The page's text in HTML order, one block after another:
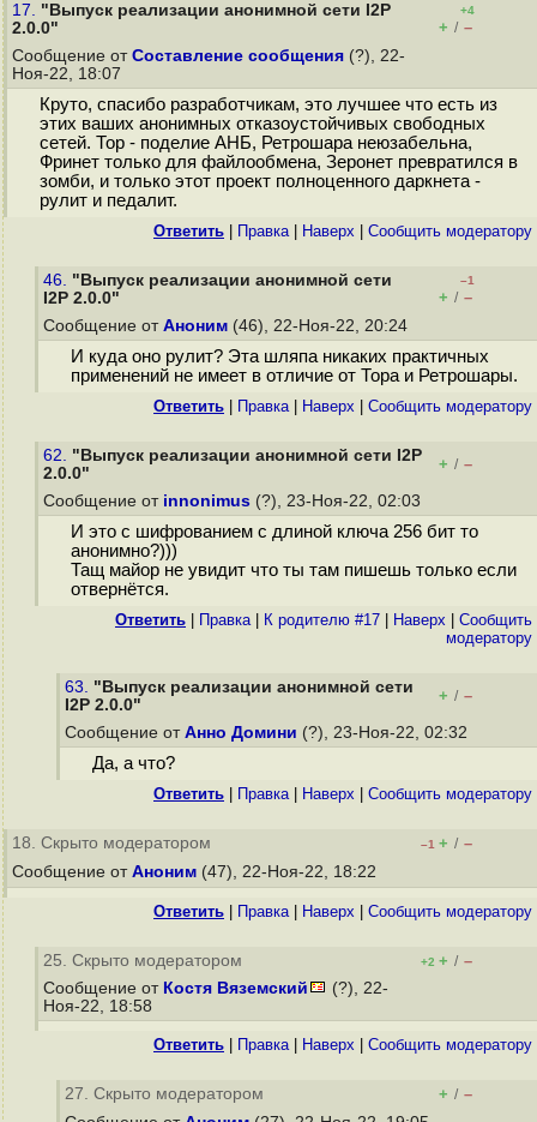
17. "Выпуск реализации анонимной сети I2P
2.0.0"
+4
+ / –
Сообщение от Составление сообщения (?), 22-
Ноя-22, 18:07
Круто, спасибо разработчикам, это лучшее что есть из
этих ваших анонимных отказоустойчивых свободных
сетей. Тор - поделие АНБ, Ретрошара неюзабельна,
Фринет только для файлообмена, Зеронет превратился в
зомби, и только этот проект полноценного даркнета -
рулит и педалит.
Ответить Правка| Наверх Cообщить модератору
46. "Выпуск реализации анонимной сети
I2P 2.0.0"
–1
+ / –
Сообщение от Аноним (46), 22-Ноя-22, 20:24
И куда оно рулит? Эта шляпа никаких практичных
применений не имеет в отличие от Тора и Ретрошары.
Ответить Правка| Наверх Cообщить модератору
62. "Выпуск реализации анонимной сети I2P
2.0.0"
+ / –
Сообщение от innonimus (?), 23-Ноя-22, 02:03
И это с шифрованием с длиной ключа 256 бит то
анонимно?)))
Тащ майор не увидит что ты там пишешь только если
отвернётся.
Ответить Правка| К родителю #17 Наверх
Cообщить
модератору
63. "Выпуск реализации анонимной сети
I2P 2.0.0"
+ / –
Сообщение от Анно Домини (?), 23-Ноя-22, 02:32
Да, а что?
Ответить Правка| Наверх Cообщить модератору
18. Скрыто модератором –1 + / –
Сообщение от Аноним (47), 22-Ноя-22, 18:22
Ответить Правка| Наверх Cообщить модератору
25. Скрыто модератором +2 + / –
Сообщение от Костя Вяземский
(?), 22-
Ноя-22, 18:58
Ответить Правка| Наверх Cообщить модератору
27. Скрыто модератором + / –